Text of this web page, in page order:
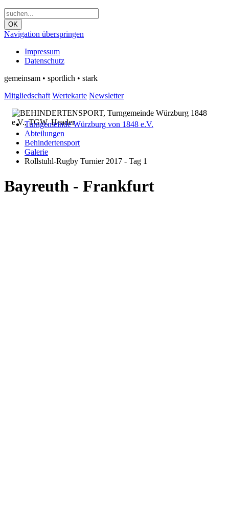
OK
Navigation überspringen
Impressum
Datenschutz
gemeinsam • sportlich • stark
Mitgliedschaft Wertekarte Newsletter
Turngemeinde Würzburg von 1848 e.V.
Abteilungen
Behindertensport
Galerie
Rollstuhl-Rugby Turnier 2017 - Tag 1
Bayreuth - Frankfurt